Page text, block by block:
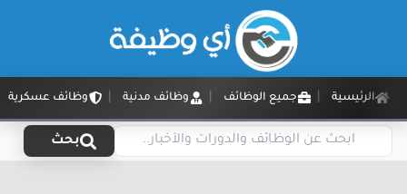
الرئيسية جميع الوظائف وظائف مدنية وظائف عسكرية
بحث